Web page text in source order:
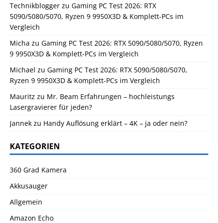
Technikblogger zu Gaming PC Test 2026: RTX
5090/5080/5070, Ryzen 9 9950X3D & Komplett-PCs im
Vergleich
Micha zu Gaming PC Test 2026: RTX 5090/5080/5070, Ryzen
9 9950X3D & Komplett-PCs im Vergleich
Michael zu Gaming PC Test 2026: RTX 5090/5080/5070,
Ryzen 9 9950X3D & Komplett-PCs im Vergleich
Mauritz zu Mr. Beam Erfahrungen – hochleistungs
Lasergravierer für jeden?
Jannek zu Handy Auflösung erklärt – 4K – ja oder nein?
KATEGORIEN
360 Grad Kamera
Akkusauger
Allgemein
Amazon Echo